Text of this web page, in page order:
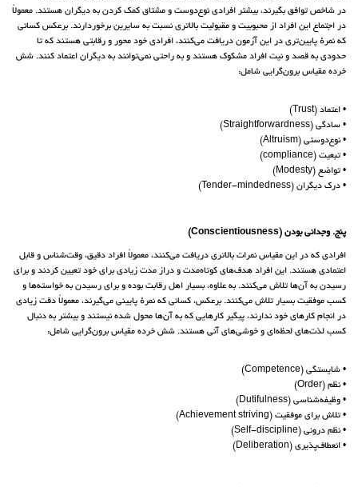
در شاخص توافق بگیرند، بیشتر افرادی نوع‌دوست و مشتاق کمک کردن به دیگران هستند. معمولاً
در اجتماع این افراد از محبوبیت و مقبولیت بالاتری نسبت به سایرین برخوردارند. برعکس کسانی
که نمرهٔ پایین‌تری در این آزمون دریافت می‌کنند، افرادی خود محور و رقابتی هستند که تا
حدودی به قصد و نیت افراد مشکوک هستند و به راحتی نمی‌توانند به دیگران اعتماد کنند. شش
خرده مقیاس برون‌گرایی شامل:
• اعتماد (Trust)
• سادگی (Straightforwardness)
• نوع‌دوستی (Altruism)
• تبعیت (compliance)
• تواضع (Modesty)
• درک دیگران (Tender-mindedness)
پنج. وجدانی بودن (Conscientiousness)
افرادی که در این مقیاس نمرات بالاتری دریافت می‌کنند، معمولاً افراد دقیق، وقت‌شناس و قابل
اعتمادی هستند. این افراد هدف‌های کوتاه‌مدت و دراز مدت زیادی برای خود تعیین کردند و برای
رسیدن به آن‌ها تلاش می‌کنند. به علاوه، بسیار اهل رقابت بوده و برای رسیدن به خواسته‌ها و
کسب موفقیت بسیار تلاش می‌کنند. برعکس، کسانی که نمرهٔ پایینی می‌گیرند، معمولاً دقت زیادی
در انجام کارهای خود ندارند، پیگیر کارهایی که به آن‌ها محول شده نیستند و بیشتر به دنبال
کسب لذت‌های لحظه‌ای و خوشی‌های آنی هستند. شش خرده مقیاس برون‌گرایی شامل:
• شایستگی (Competence)
• نظم (Order)
• وظیفه‌شناسی (Dutifulness)
• تلاش برای موفقیت (Achievement striving)
• نظم درونی (Self-discipline)
• انعطاف‌پذیری (Deliberation)